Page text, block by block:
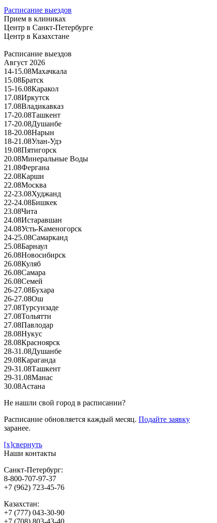
Расписание выездов
Прием в клиниках
Центр в Санкт-Петербурге
Центр в Казахстане
Расписание выездов
Август 2026
14-15.08Махачкала
15.08Братск
15-16.08Каракол
17.08Иркутск
17.08Владикавказ
17-20.08Ташкент
17-20.08Душанбе
18-20.08Нарын
18-21.08Улан-Удэ
19.08Пятигорск
20.08Минеральные Воды
21.08Фергана
22.08Карши
22.08Москва
22-23.08Худжанд
22-24.08Бишкек
23.08Чита
24.08Истаравшан
24.08Усть-Каменогорск
24-25.08Самарканд
25.08Барнаул
26.08Новосибирск
26.08Куляб
26.08Самара
26.08Семей
26-27.08Бухара
26-27.08Ош
27.08Турсунзаде
27.08Тольятти
27.08Павлодар
28.08Нукус
28.08Красноярск
28-31.08Душанбе
29.08Караганда
29-31.08Ташкент
29-31.08Манас
30.08Астана
Не нашли свой город в расписании?
Расписание обновляется каждый месяц. Подайте заявку
заранее.
[x]свернуть
Наши контакты
Санкт-Петербург:
8-800-707-97-37
+7 (962) 723-45-76
Казахстан:
+7 (777) 043-30-90
+7 (708) 803-43-40